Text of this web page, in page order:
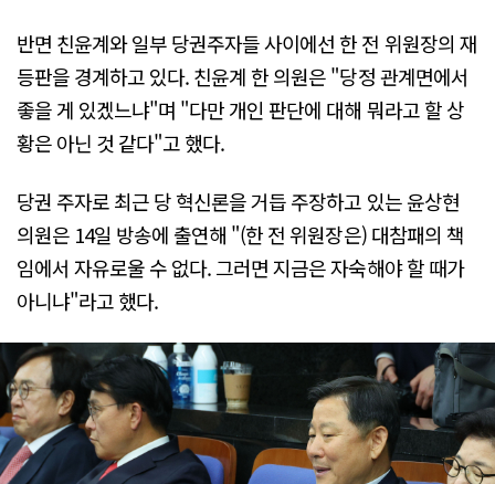
반면 친윤계와 일부 당권주자들 사이에선 한 전 위원장의 재
등판을 경계하고 있다. 친윤계 한 의원은 "당정 관계면에서
좋을 게 있겠느냐"며 "다만 개인 판단에 대해 뭐라고 할 상
황은 아닌 것 같다"고 했다.
당권 주자로 최근 당 혁신론을 거듭 주장하고 있는 윤상현
의원은 14일 방송에 출연해 "(한 전 위원장은) 대참패의 책
임에서 자유로울 수 없다. 그러면 지금은 자숙해야 할 때가
아니냐"라고 했다.